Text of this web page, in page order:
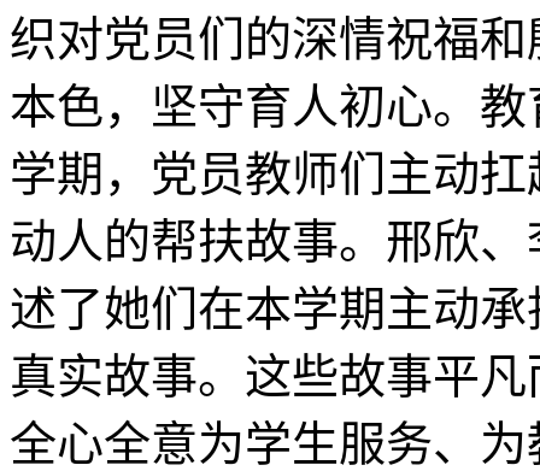
织对党员们的深情祝福
本色，坚守育人初心。
学期，党员教师们主动
动人的帮扶故事。邢欣
述了她们在本学期主动
真实故事。这些故事平
全心全意为学生服务、